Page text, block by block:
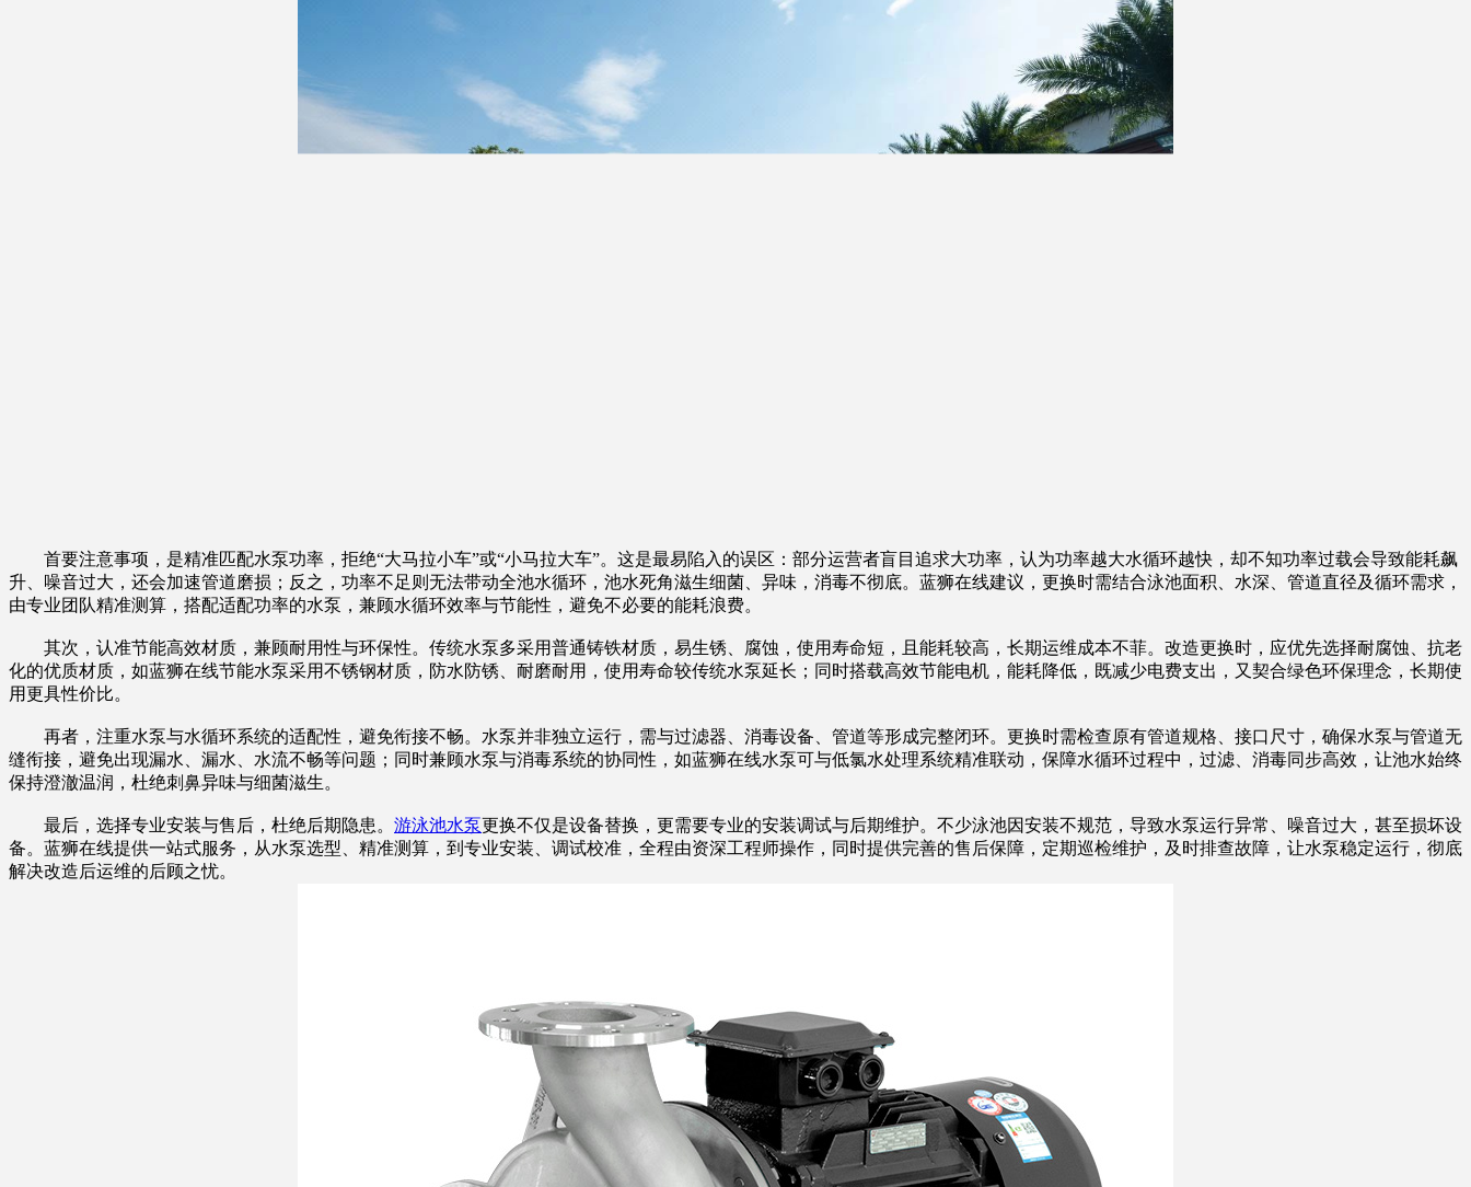
首要注意事项，是精准匹配水泵功率，拒绝“大马拉小车”或“小马拉大车”。这是最易陷入的误区：部分运营者盲目追求大功率，认为功率越大水循环越快，却不知功率过载会导致能耗飙
升、噪音过大，还会加速管道磨损；反之，功率不足则无法带动全池水循环，池水死角滋生细菌、异味，消毒不彻底。蓝狮在线建议，更换时需结合泳池面积、水深、管道直径及循环需求，
由专业团队精准测算，搭配适配功率的水泵，兼顾水循环效率与节能性，避免不必要的能耗浪费。
其次，认准节能高效材质，兼顾耐用性与环保性。传统水泵多采用普通铸铁材质，易生锈、腐蚀，使用寿命短，且能耗较高，长期运维成本不菲。改造更换时，应优先选择耐腐蚀、抗老
化的优质材质，如蓝狮在线节能水泵采用不锈钢材质，防水防锈、耐磨耐用，使用寿命较传统水泵延长；同时搭载高效节能电机，能耗降低，既减少电费支出，又契合绿色环保理念，长期使
用更具性价比。
再者，注重水泵与水循环系统的适配性，避免衔接不畅。水泵并非独立运行，需与过滤器、消毒设备、管道等形成完整闭环。更换时需检查原有管道规格、接口尺寸，确保水泵与管道无
缝衔接，避免出现漏水、漏水、水流不畅等问题；同时兼顾水泵与消毒系统的协同性，如蓝狮在线水泵可与低氯水处理系统精准联动，保障水循环过程中，过滤、消毒同步高效，让池水始终
保持澄澈温润，杜绝刺鼻异味与细菌滋生。
最后，选择专业安装与售后，杜绝后期隐患。 游泳池水泵更换不仅是设备替换，更需要专业的安装调试与后期维护。不少泳池因安装不规范，导致水泵运行异常、噪音过大，甚至损坏设
备。蓝狮在线提供一站式服务，从水泵选型、精准测算，到专业安装、调试校准，全程由资深工程师操作，同时提供完善的售后保障，定期巡检维护，及时排查故障，让水泵稳定运行，彻底
解决改造后运维的后顾之忧。